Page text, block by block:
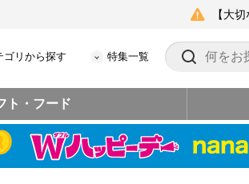
【大
ゴリから探す 特集一覧
ト・フード